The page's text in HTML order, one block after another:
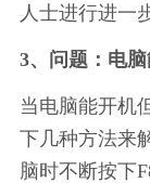
人士进行进一
3、问题：电
当电脑能开机
下几种方法来
脑时不断按下